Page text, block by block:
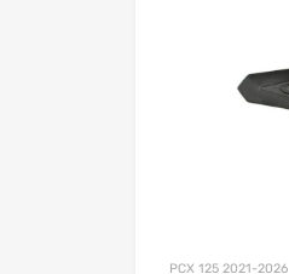
PCX 125 2021-2026